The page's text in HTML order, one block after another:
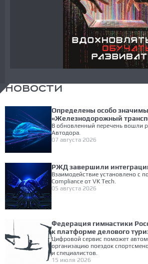
НОВОСТИ
Определены особо
«Железнодорожный
В обновленный перечень вошли
Автодора.
07 августа 2026
РЖД завершили
Взаимодействие установлено с
Compliance от VK Tech.
05 августа 2026
Федерация гимнастики
к платформе делового
Цифровой сервис поможет
организацию поездок
и специалистов.
15 июля 2026